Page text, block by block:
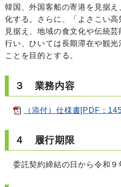
韓国、外国客船の寄港を見据
化する。さらに、「よさこい
見据え、地域の食文化や伝統
行い、ひいては長期滞在や観
ことを目的とする。
３ 業務内容
（添付）仕様書[PDF：
４ 履行期限
委託契約締結の日から令和９